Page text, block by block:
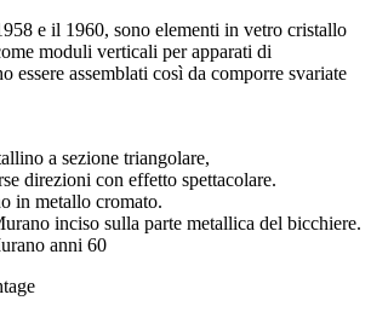
e il 1960, sono elementi in vetro cristallo
moduli verticali per apparati di
essere assemblati così da comporre svariate
a sezione triangolare,
direzioni con effetto spettacolare.
in metallo cromato.
inciso sulla parte metallica del bicchiere.
anni 60